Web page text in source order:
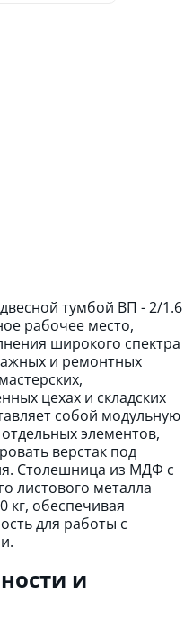
тумбой ВП - 2/1.6
рабочее место,
широкого спектра
и ремонтных
цехах и складских
собой модульную
элементов,
верстак под
Столешница из МДФ с
листового металла
кг, обеспечивая
для работы с
и